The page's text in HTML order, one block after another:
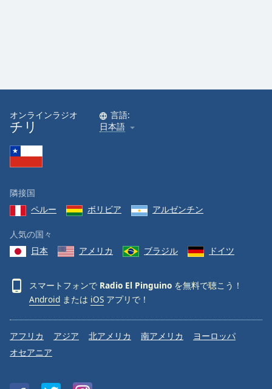
オンラインラジオ
チリ
言語:
日本語
隣接国
ペルー
ボリビア アルゼンチン
人気の国々
日本
アメリカ ブラジル ドイツ
スマートフォンで Radio El Pinguino を無料で聴こう！
Android または iOS アプリで！
アフリカ アジア 北アメリカ 南アメリカ
ヨーロッパ
オセアニア